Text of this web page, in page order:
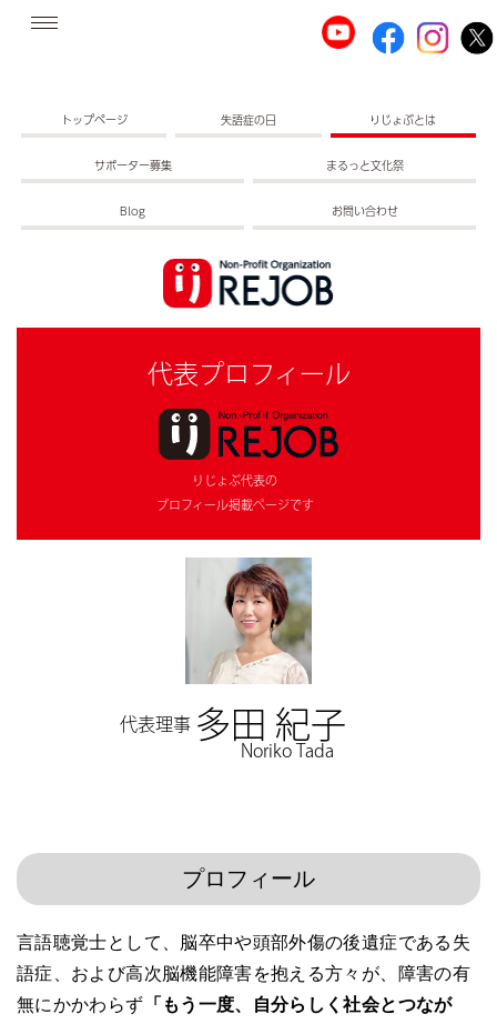
トップページ 失語症の日 りじょぶとは
サポーター募集 まるっと文化祭
Blog お問い合わせ
代表プロフィール
りじょぶ代表の
プロフィール掲載ページです
代表理事 多田 紀子
Noriko Tada
プロフィール
言語聴覚士として、脳卒中や頭部外傷の後遺症である失
語症、および高次脳機能障害を抱える方々が、障害の有
無にかかわらず 「もう一度、自分らしく社会とつなが